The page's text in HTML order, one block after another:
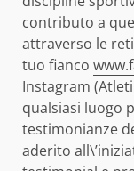
contributo a
attraverso le
tuo fianco
Instagram
qualsiasi luogo
testimonianze
aderito